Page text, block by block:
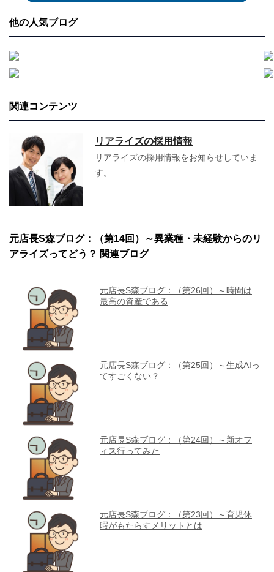
他の人気ブログ
関連コンテンツ
リアライズの採用情報
リアライズの採用情報をお知らせしていま
す。
元店長S森ブログ：（第14回）～異業種・未経験からのリ
アライズってどう？ 関連ブログ